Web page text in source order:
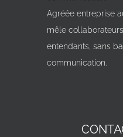
Agréée entreprise
mêle
entendants, sans
communication.